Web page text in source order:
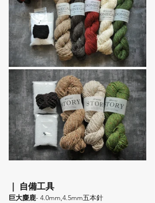
｜ 自備工具
巨大麋鹿- 4.0mm,4.5mm五本針